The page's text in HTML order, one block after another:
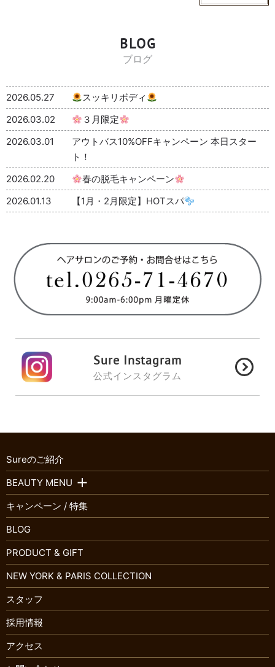
BLOG
ブログ
2026.05.27
スッキリボディ
2026.03.02
３月限定
2026.03.01
アウトバス10%OFFキャンペーン 本日スター
ト！
2026.02.20
春の脱毛キャンペーン
2026.01.13
【1月・2月限定】HOTスパ
Sure Instagram
公式インスタグラム
Sureのご紹介
BEAUTY MENU
キャンペーン / 特集
BLOG
PRODUCT & GIFT
NEW YORK & PARIS COLLECTION
スタッフ
採用情報
アクセス